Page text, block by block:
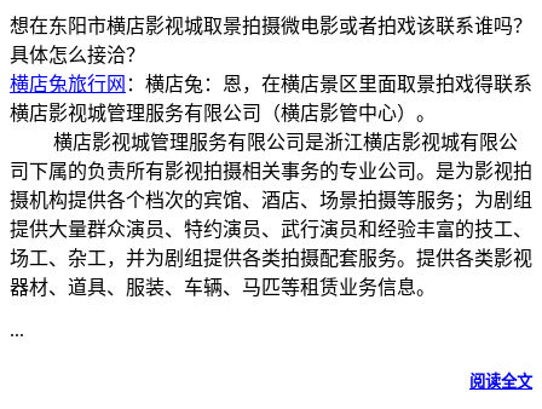
想在东阳市横店影视城取景拍摄微电影或者拍戏该联系谁吗？
具体怎么接洽？
横店兔旅行网 ：横店兔：恩，在横店景区里面取景拍戏得联系
横店影视城管理服务有限公司（横店影管中心）。
横店影视城管理服务有限公司是浙江横店影视城有限公
司下属的负责所有影视拍摄相关事务的专业公司。是为影视拍
摄机构提供各个档次的宾馆、酒店、场景拍摄等服务；为剧组
提供大量群众演员、特约演员、武行演员和经验丰富的技工、
场工、杂工，并为剧组提供各类拍摄配套服务。提供各类影视
器材、道具、服装、车辆、马匹等租赁业务信息。
...
阅读全文